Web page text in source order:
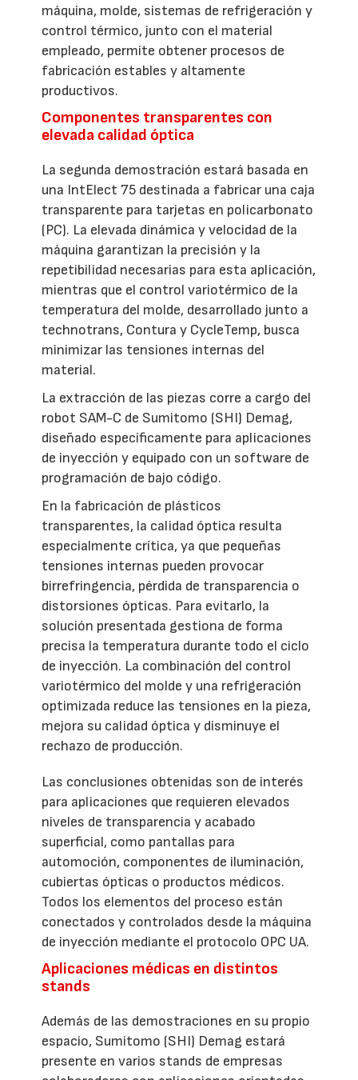
máquina, molde, sistemas de refrigeración y
control térmico, junto con el material
empleado, permite obtener procesos de
fabricación estables y altamente
productivos.
Componentes transparentes con
elevada calidad óptica
La segunda demostración estará basada en
una IntElect 75 destinada a fabricar una caja
transparente para tarjetas en policarbonato
(PC). La elevada dinámica y velocidad de la
máquina garantizan la precisión y la
repetibilidad necesarias para esta aplicación,
mientras que el control variotérmico de la
temperatura del molde, desarrollado junto a
technotrans, Contura y CycleTemp, busca
minimizar las tensiones internas del
material.
La extracción de las piezas corre a cargo del
robot SAM-C de Sumitomo (SHI) Demag,
diseñado específicamente para aplicaciones
de inyección y equipado con un software de
programación de bajo código.
En la fabricación de plásticos
transparentes, la calidad óptica resulta
especialmente crítica, ya que pequeñas
tensiones internas pueden provocar
birrefringencia, pérdida de transparencia o
distorsiones ópticas. Para evitarlo, la
solución presentada gestiona de forma
precisa la temperatura durante todo el ciclo
de inyección. La combinación del control
variotérmico del molde y una refrigeración
optimizada reduce las tensiones en la pieza,
mejora su calidad óptica y disminuye el
rechazo de producción.
Las conclusiones obtenidas son de interés
para aplicaciones que requieren elevados
niveles de transparencia y acabado
superficial, como pantallas para
automoción, componentes de iluminación,
cubiertas ópticas o productos médicos.
Todos los elementos del proceso están
conectados y controlados desde la máquina
de inyección mediante el protocolo OPC UA.
Aplicaciones médicas en distintos
stands
Además de las demostraciones en su propio
espacio, Sumitomo (SHI) Demag estará
presente en varios stands de empresas